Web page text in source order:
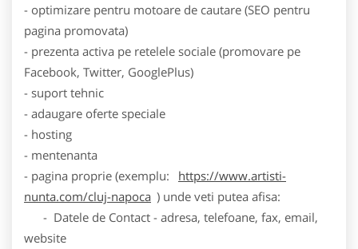
- optimizare pentru motoare de cautare (SEO pentru
pagina promovata)
- prezenta activa pe retelele sociale (promovare pe
Facebook, Twitter, GooglePlus)
- suport tehnic
- adaugare oferte speciale
- hosting
- mentenanta
- pagina proprie (exemplu:
https://www.artisti-
nunta.com/cluj-napoca ) unde veti putea afisa:
- Datele de Contact - adresa, telefoane, fax, email,
website